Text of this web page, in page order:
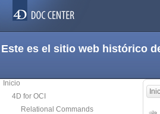
Este es el sitio web histórico
Inicio
4D for OCI
Relational Commands